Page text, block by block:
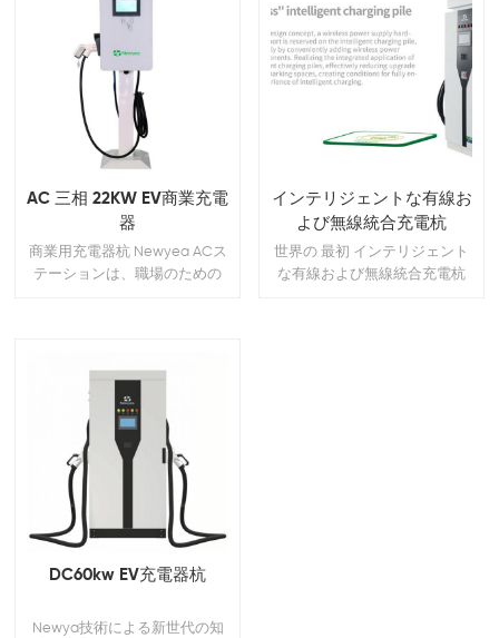
AC 三相 22KW EV商業充電
器
商業用充電器杭 Newyea ACス
テーションは、職場のための
スを提供しながら新しい収益
を生成する機会を提供しま
す。11
インテリジェントな有線お
よび無線統合充電杭
世界の 最初 インテリジェント
な有線および無線統合充電杭
DC60kw EV充電器杭
Newya技術による新世代の知